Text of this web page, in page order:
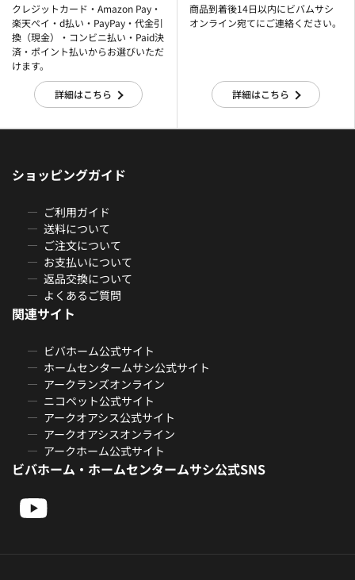
クレジットカード・Amazon Pay・
楽天ぺイ・d払い・PayPay・代金引
換（現金）・コンビニ払い・Paid決
済・ポイント払いからお選びいただ
けます。
詳細はこちら
商品到着後14日以内にビバムサシ
オンライン宛てにご連絡ください。
詳細はこちら
ショッピングガイド
ご利用ガイド
送料について
ご注文について
お支払いについて
返品交換について
よくあるご質問
関連サイト
ビバホーム公式サイト
ホームセンタームサシ公式サイト
アークランズオンライン
ニコペット公式サイト
アークオアシス公式サイト
アークオアシスオンライン
アークホーム公式サイト
ビバホーム・ホームセンタームサシ公式SNS